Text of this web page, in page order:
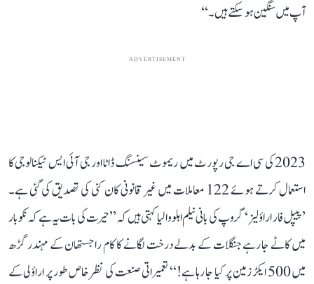
آپ میں سنگین ہو سکتے ہیں۔‘‘
ADVERTISEMENT
2023 کی سی اے جی رپورٹ میں ریموٹ سینسنگ ڈاٹا اور جی آئی ایس ٹیکنالوجی کا
استعمال کرتے ہوئے 122 معاملات میں غیر قانونی کان کنی کی تصدیق کی گئی ہے۔
’پیپل فار اراؤلیز‘ گروپ کی بانی نیلم اہلووالیا کہتی ہیں کہ ’’حیرت کی بات یہ ہے کہ نکوبار
میں کاٹے جا رہے جنگلات کے بدلے درخت لگانے کا کام راجستھان کے مہندر گڑھ
میں 500 ایکڑ زمین پر کیا جا رہا ہے!‘‘ تعمیراتی صنعت کی نظر خاص طور پر اراؤلی کے